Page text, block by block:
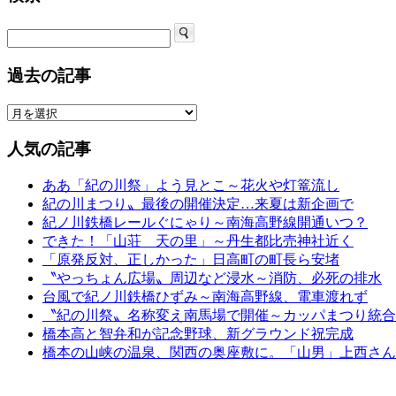
過去の記事
人気の記事
ああ「紀の川祭」よう見とこ～花火や灯篭流し
紀の川まつり〟最後の開催決定…来夏は新企画で
紀ノ川鉄橋レールぐにゃり～南海高野線開通いつ？
できた！「山荘 天の里」～丹生都比売神社近く
「原発反対、正しかった」日高町の町長ら安堵
〝やっちょん広場〟周辺など浸水～消防、必死の排水
台風で紀ノ川鉄橋ひずみ～南海高野線、電車渡れず
〝紀の川祭〟名称変え南馬場で開催～カッパまつり統合
橋本高と智弁和が記念野球、新グラウンド祝完成
橋本の山峡の温泉、関西の奥座敷に。「山男」上西さ